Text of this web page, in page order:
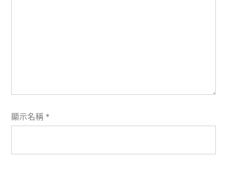
顯示名稱 *